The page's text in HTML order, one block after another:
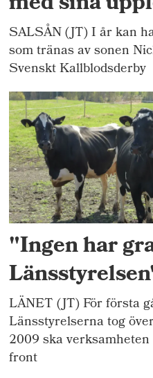
SALSÅN (JT) I år kan
som tränas av sonen
Svenskt Kallblodsderby
"Ingen har
LÄNET (JT) För första
Länsstyrelserna tog
2009 ska
front